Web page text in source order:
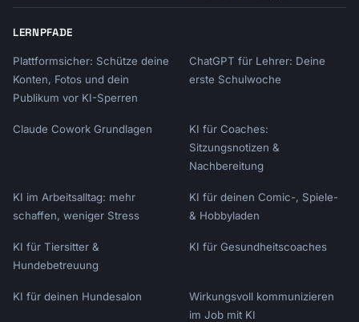
LERNPFADE
Plattformsicher: Schütze deine
Konten, Fotos und dein
Publikum vor KI-Sperren
ChatGPT für Lehrer: Deine
erste Schulwoche
Claude Cowork Grundlagen
KI für Coaches:
Sitzungsnotizen &
Nachbereitung
KI im Arbeitsalltag: mehr
schaffen, weniger Stress
KI für deinen Comic-, Spiele-
& Hobbyladen
KI für Tiersitter &
Hundebetreuung
KI für Gesundheitscoaches
KI für deinen Hundesalon
Wirkungsvoll kommunizieren
im Job mit KI